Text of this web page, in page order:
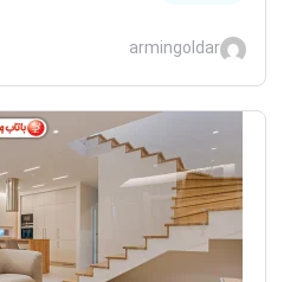
armingoldar